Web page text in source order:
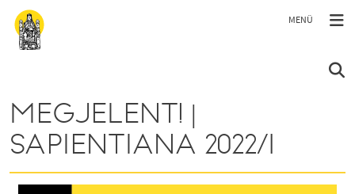
Ugrás a tartalomra
MEGJELENT! |
SAPIENTIANA 2022/1